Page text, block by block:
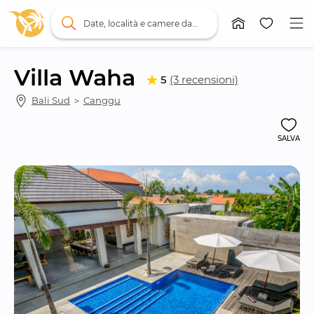
Villa Waha 5 (3 recensioni)
Bali Sud ＞ Canggu
SALVA